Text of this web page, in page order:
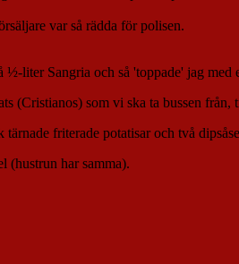
var så rädda för polisen.
liter Sangria och så 'toppade' jag med
(Cristianos) som vi ska ta bussen från,
friterade potatisar och två
(hustrun har samma).